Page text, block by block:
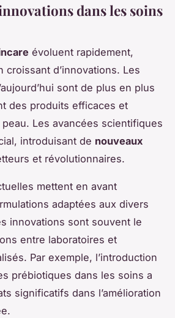
dans les soins
évoluent rapidement,
croissant d’innovations. Les
sont de plus en plus
des produits efficaces et
Les avancées scientifiques
introduisant de nouveaux
et révolutionnaires.
mettent en avant
adaptées aux divers
innovations sont souvent le
entre laboratoires et
Par exemple, l’introduction
prébiotiques dans les soins a
significatifs dans l’amélioration